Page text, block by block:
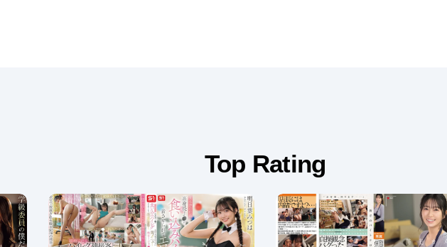
Top Rating